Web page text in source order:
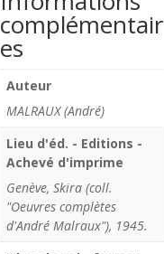
complémentair
es
Auteur
MALRAUX (André)
Lieu d'éd. - Editions -
Achevé d'imprime
Genève, Skira (coll.
"Oeuvres complètes
d'André Malraux"), 1945.